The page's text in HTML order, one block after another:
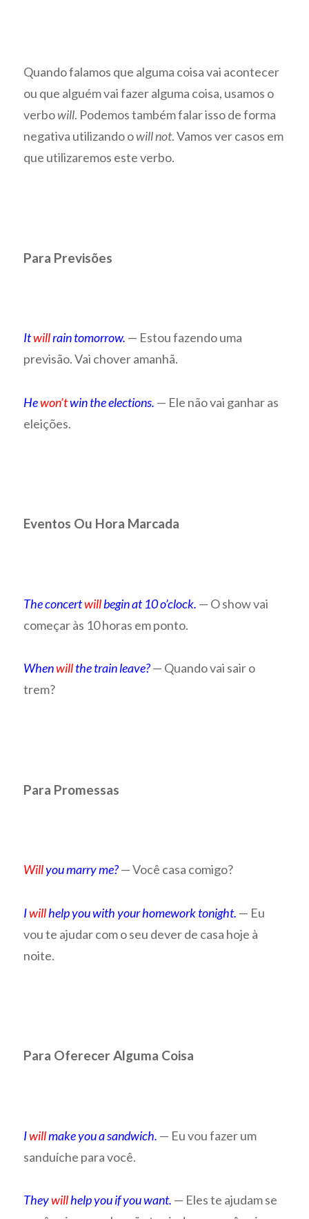
Quando falamos que alguma coisa vai acontecer
ou que alguém vai fazer alguma coisa, usamos o
verbowill. Podemos também falar isso de forma
negativa utilizando owill not. Vamos ver casos em
que utilizaremos este verbo.
Para Previsões
Itwillrain tomorrow. — Estou fazendo uma
previsão. Vai chover amanhã.
Hewon’twin the elections. — Ele não vai ganhar as
eleições.
Eventos Ou Hora Marcada
The concertwillbegin at 10 o’clock. — O show vai
começar às 10 horas em ponto.
Whenwillthe train leave?— Quando vai sair o
trem?
Para Promessas
Willyou marry me?— Você casa comigo?
Iwillhelp you with your homework tonight. — Eu
vou te ajudar com o seu dever de casa hoje à
noite.
Para Oferecer Alguma Coisa
Iwillmake you a sandwich. — Eu vou fazer um
sanduíche para você.
Theywillhelp you if you want. — Eles te ajudam se